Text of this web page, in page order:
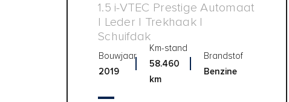
1.5 i-VTEC Prestige Automaat
| Leder | Trekhaak |
Schuifdak
Bouwjaar
2019
Km-stand
58.460
km
Brandstof
Benzine